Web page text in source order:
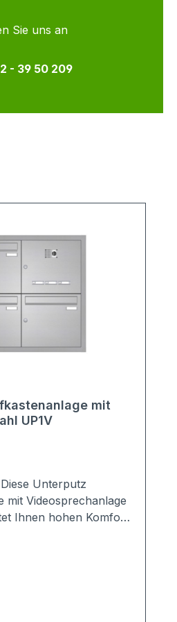
Sie uns an
- 39 50 209
mit
UP1V
Unterputz
mit Videosprechanlage
Ihnen hohen Komfort
"ohne